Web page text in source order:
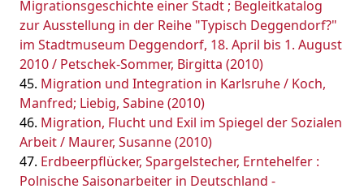
Migrationsgeschichte einer Stadt ; Begleitkatalog
zur Ausstellung in der Reihe "Typisch Deggendorf?"
im Stadtmuseum Deggendorf, 18. April bis 1. August
2010 / Petschek-Sommer, Birgitta (2010)
Migration und Integration in Karlsruhe / Koch,
Manfred; Liebig, Sabine (2010)
Migration, Flucht und Exil im Spiegel der Sozialen
Arbeit / Maurer, Susanne (2010)
Erdbeerpflücker, Spargelstecher, Erntehelfer :
Polnische Saisonarbeiter in Deutschland -